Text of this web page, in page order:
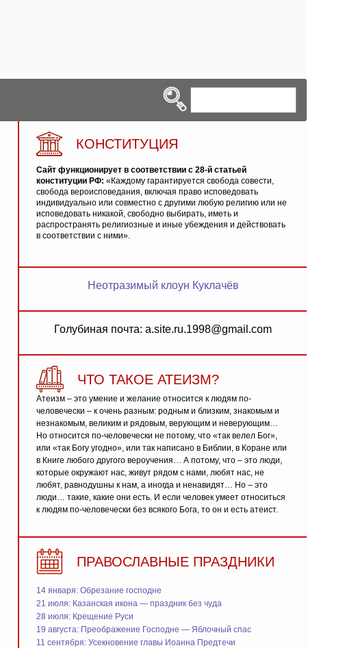
КОНСТИТУЦИЯ
Сайт функционирует в соответствии с 28-й статьей
конституции РФ: «Каждому гарантируется свобода совести,
свобода вероисповедания, включая право исповедовать
индивидуально или совместно с другими любую религию или не
исповедовать никакой, свободно выбирать, иметь и
распространять религиозные и иные убеждения и действовать
в соответствии с ними».
Неотразимый клоун Куклачёв
Голубиная почта: a.site.ru.1998@gmail.com
ЧТО ТАКОЕ АТЕИЗМ?
Атеизм – это умение и желание относится к людям по-
человечески – к очень разным: родным и близким, знакомым и
незнакомым, великим и рядовым, верующим и неверующим…
Но относится по-человечески не потому, что «так велел Бог»,
или «так Богу угодно», или так написано в Библии, в Коране или
в Книге любого другого вероучения… А потому, что – это люди,
которые окружают нас, живут рядом с нами, любят нас, не
любят, равнодушны к нам, а иногда и ненавидят… Но – это
люди… такие, какие они есть. И если человек умеет относиться
к людям по-человечески без всякого Бога, то он и есть атеист.
ПРАВОСЛАВНЫЕ ПРАЗДНИКИ
14 января: Обрезание господне
21 июля: Казанская икона — праздник без чуда
28 июля: Крещение Руси
19 августа: Преображение Господне — Яблочный спас
11 сентября: Усекновение главы Иоанна Предтечи